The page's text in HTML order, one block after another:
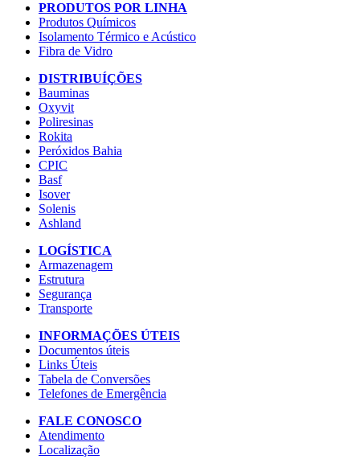
PRODUTOS POR LINHA
Produtos Químicos
Isolamento Térmico e Acústico
Fibra de Vidro
DISTRIBUÍÇÕES
Bauminas
Oxyvit
Poliresinas
Rokita
Peróxidos Bahia
CPIC
Basf
Isover
Solenis
Ashland
LOGÍSTICA
Armazenagem
Estrutura
Segurança
Transporte
INFORMAÇÕES ÚTEIS
Documentos úteis
Links Úteis
Tabela de Conversões
Telefones de Emergência
FALE CONOSCO
Atendimento
Localização